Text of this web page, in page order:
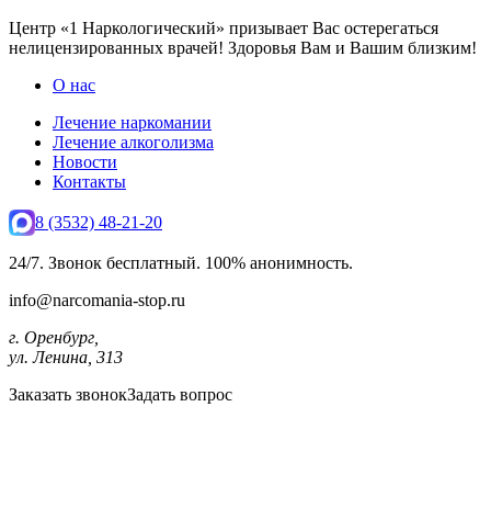
Центр «1 Наркологический» призывает Вас остерегаться
нелицензированных врачей! Здоровья Вам и Вашим близким!
О нас
Лечение наркомании
Лечение алкоголизма
Новости
Контакты
8 (3532) 48-21-20
24/7. Звонок бесплатный. 100% анонимность.
info@narcomania-stop.ru
г. Оренбург,
ул. Ленина, 313
Заказать звонокЗадать вопрос